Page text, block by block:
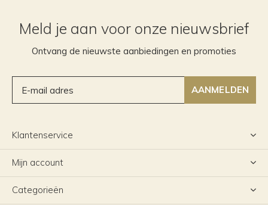
Meld je aan voor onze nieuwsbrief
Ontvang de nieuwste aanbiedingen en promoties
AANMELDEN
Klantenservice
Mijn account
Categorieën